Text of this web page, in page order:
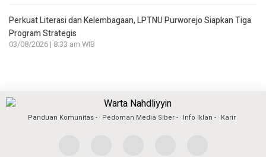
Perkuat Literasi dan Kelembagaan, LPTNU Purworejo Siapkan Tiga
Program Strategis
03/08/2026 | 8:33 am WIB
Panduan Komunitas Pedoman Media Siber Info Iklan Karir